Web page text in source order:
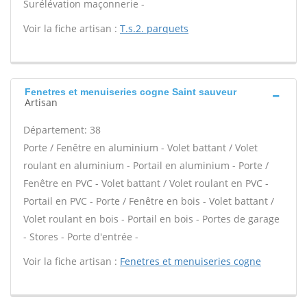
Surélévation maçonnerie -
Voir la fiche artisan : T.s.2. parquets
Fenetres et menuiseries cogne Saint sauveur
Artisan
Département: 38
Porte / Fenêtre en aluminium - Volet battant / Volet
roulant en aluminium - Portail en aluminium - Porte /
Fenêtre en PVC - Volet battant / Volet roulant en PVC -
Portail en PVC - Porte / Fenêtre en bois - Volet battant /
Volet roulant en bois - Portail en bois - Portes de garage
- Stores - Porte d'entrée -
Voir la fiche artisan : Fenetres et menuiseries cogne